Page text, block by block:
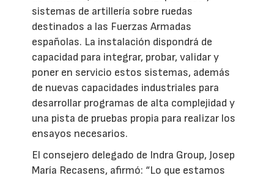
sistemas de artillería sobre ruedas
destinados a las Fuerzas Armadas
españolas. La instalación dispondrá de
capacidad para integrar, probar, validar y
poner en servicio estos sistemas, además
de nuevas capacidades industriales para
desarrollar programas de alta complejidad y
una pista de pruebas propia para realizar los
ensayos necesarios.
El consejero delegado de Indra Group, Josep
María Recasens, afirmó: “Lo que estamos